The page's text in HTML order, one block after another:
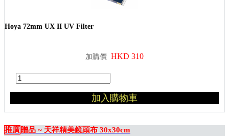
Hoya 72mm UX II UV Filter
加購價 HKD 310
加入購物車
推廣贈品 ~ 天祥精美鏡頭布 30x30cm